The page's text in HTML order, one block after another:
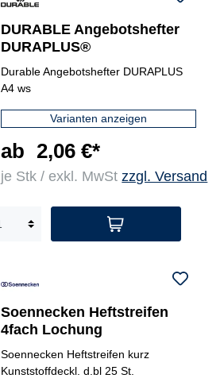
DURABLE Angebotshefter
DURAPLUS®
Durable Angebotshefter DURAPLUS
A4 ws
Varianten anzeigen
ab 2,06 €*
je Stk / exkl. MwStzzgl. Versand
Soennecken Heftstreifen
4fach Lochung
Soennecken Heftstreifen kurz
Kunststoffdeckl. d.bl 25 St.